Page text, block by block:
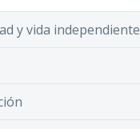
y vida independiente